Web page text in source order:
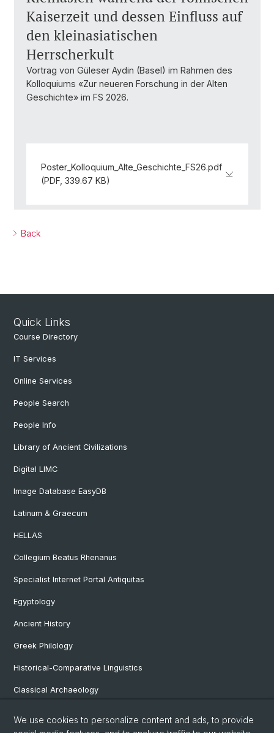
Kaiserzeit und dessen Einfluss auf
den kleinasiatischen
Herrscherkult
Vortrag von Güleser Aydin (Basel) im Rahmen des
Kolloquiums «Zur neueren Forschung in der Alten
Geschichte» im FS 2026.
Poster_Kolloquium_Alte_Geschichte_FS26.pdf
(PDF, 339.67 KB)
Back
Quick Links
Course Directory
IT Services
Online Services
People Search
People Info
Library of Ancient Civilizations
Digital LIMC
Image Database EasyDB
Latinum & Graecum
HELLAS
Collegium Beatus Rhenanus
Specialist Internet Portal Antiquitas
Egyptology
Ancient History
Greek Philology
Historical-Comparative Linguistics
Classical Archaeology
We use cookies to personalize content and ads, to provide